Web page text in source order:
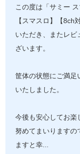
この度は「サミー
【スマスロ】【8ch
いただき、またレビ
ざいます。
筐体の状態にご満足
いたしました。
今後も安心してお楽
努めてまいりますの
ますと幸